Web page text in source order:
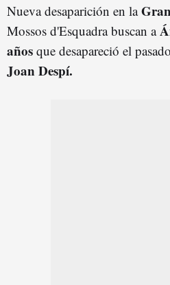
Nueva desaparición en la
Mossos d'Esquadra buscan a
años que desapareció el
Joan Despí.